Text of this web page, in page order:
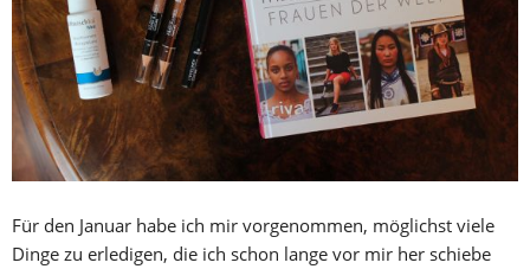
Für den Januar habe ich mir vorgenommen, möglichst viele
Dinge zu erledigen, die ich schon lange vor mir her schiebe